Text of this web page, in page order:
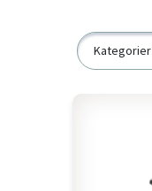
Kategorier